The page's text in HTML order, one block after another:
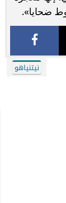
ضحايا».
نيتنياهو